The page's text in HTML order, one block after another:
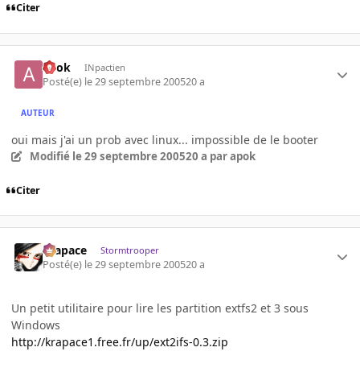
Citer
apok INpactien
Posté(e) le 29 septembre 200520 a
AUTEUR
oui mais j'ai un prob avec linux... impossible de le booter
Modifié le 29 septembre 200520 a par apok
Citer
Krapace Stormtrooper
Posté(e) le 29 septembre 200520 a
Un petit utilitaire pour lire les partition extfs2 et 3 sous
Windows
http://krapace1.free.fr/up/ext2ifs-0.3.zip